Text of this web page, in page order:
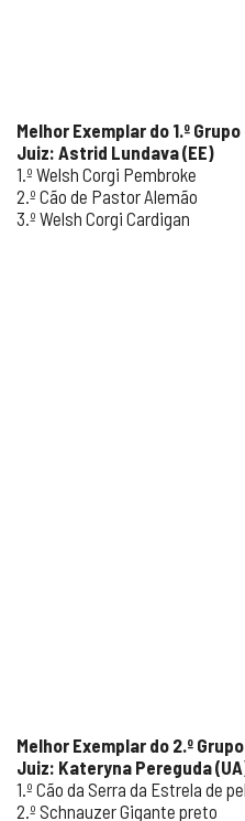
Melhor Exemplar do 1.º Grupo
Juiz: Astrid Lundava (EE)
1.º Welsh Corgi Pembroke
2.º Cão de Pastor Alemão
3.º Welsh Corgi Cardigan
Melhor Exemplar do 2.º Grupo
Juiz: Kateryna Pereguda
1.º Cão da Serra da Estrela de
2.º Schnauzer Gigante preto